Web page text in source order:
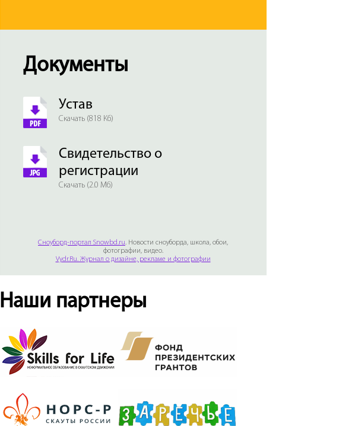
Документы
Устав
Скачать (818 Кб)
Свидетельство о
регистрации
Скачать (2.0 Мб)
Сноуборд-портал Snowbd.ru. Новости сноуборда, школа, обои,
фотографии, видео.
Vydr.Ru. Журнал о дизайне, рекламе и фотографии
Наши партнеры